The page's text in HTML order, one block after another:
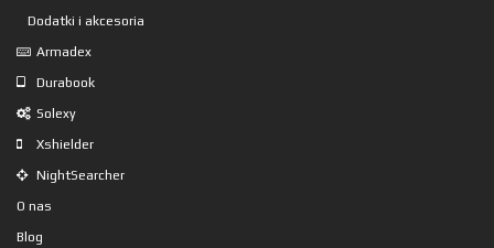
Dodatki i akcesoria
Armadex
Durabook
Solexy
Xshielder
NightSearcher
O nas
Blog